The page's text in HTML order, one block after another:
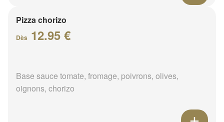
Pizza chorizo
Dès 12.95 €
Base sauce tomate, fromage, poivrons, olives,
oignons, chorizo